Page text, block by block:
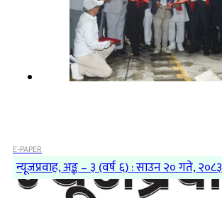
E-PAPER
न्यूजप्रवाह, अङ्क – ३ (वर्ष ६) : साउन २० गते, २०८३